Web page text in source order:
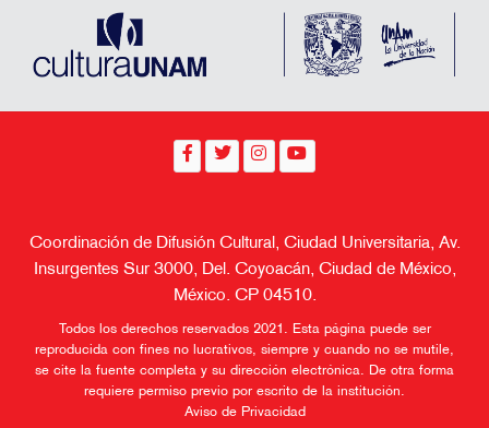
Coordinación de Difusión Cultural, Ciudad Universitaria, Av.
Insurgentes Sur 3000, Del. Coyoacán, Ciudad de México,
México. CP 04510.
Todos los derechos reservados 2021. Esta página puede ser
reproducida con fines no lucrativos, siempre y cuando no se mutile,
se cite la fuente completa y su dirección electrónica. De otra forma
requiere permiso previo por escrito de la institución.
Aviso de Privacidad